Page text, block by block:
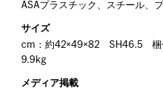
ASAプラスチック、スチール、
サイズ
cm：約42×49×82 SH46.5 梱
9.9kg
メディア掲載